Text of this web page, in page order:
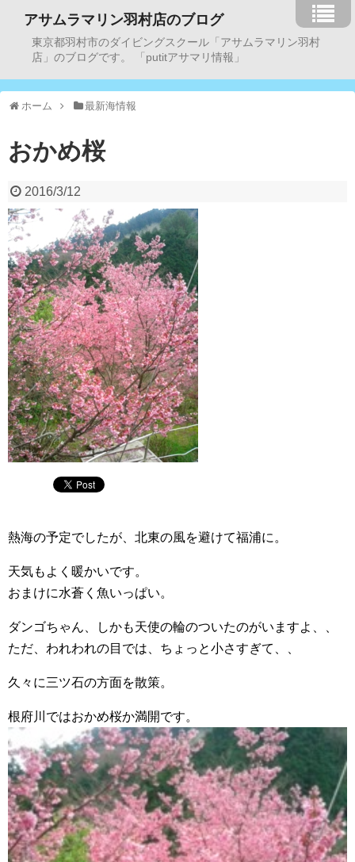
アサムラマリン羽村店のブログ
東京都羽村市のダイビングスクール「アサムラマリン羽村
店」のブログです。 「putitアサマリ情報」
ホーム 最新海情報
おかめ桜
2016/3/12
熱海の予定でしたが、北東の風を避けて福浦に。
天気もよく暖かいです。
おまけに水蒼く魚いっぱい。
ダンゴちゃん、しかも天使の輪のついたのがいますよ、、
ただ、われわれの目では、ちょっと小さすぎて、、
久々に三ツ石の方面を散策。
根府川ではおかめ桜か満開です。